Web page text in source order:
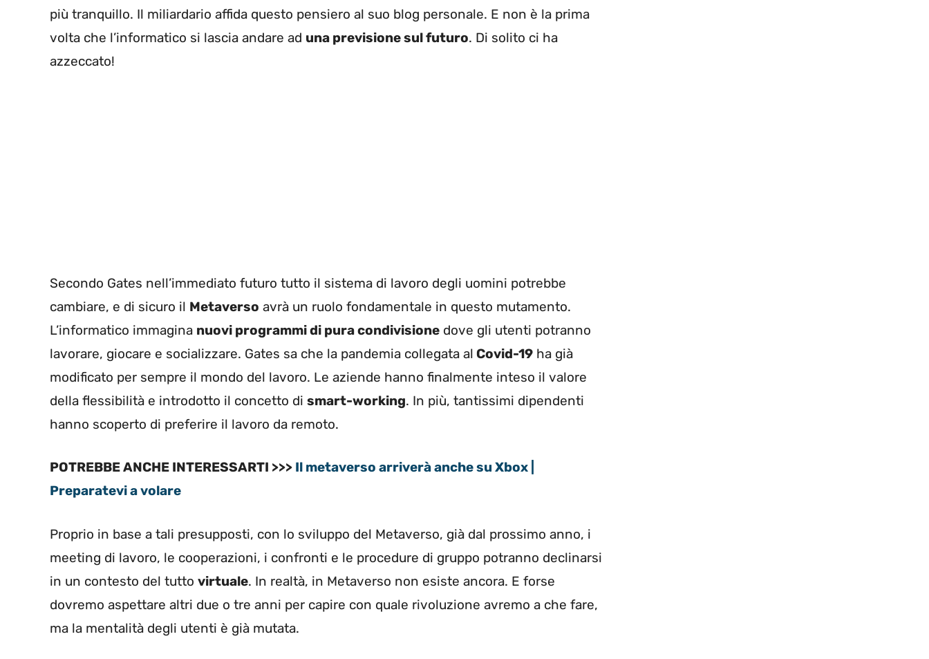
più tranquillo. Il miliardario affida questo pensiero al suo blog personale. E non è la prima
volta che l’informatico si lascia andare ad una previsione sul futuro. Di solito ci ha
azzeccato!
Secondo Gates nell’immediato futuro tutto il sistema di lavoro degli uomini potrebbe
cambiare, e di sicuro il Metaverso avrà un ruolo fondamentale in questo mutamento.
L’informatico immagina nuovi programmi di pura condivisione dove gli utenti potranno
lavorare, giocare e socializzare. Gates sa che la pandemia collegata al Covid-19 ha già
modificato per sempre il mondo del lavoro. Le aziende hanno finalmente inteso il valore
della flessibilità e introdotto il concetto di smart-working. In più, tantissimi dipendenti
hanno scoperto di preferire il lavoro da remoto.
POTREBBE ANCHE INTERESSARTI >>> Il metaverso arriverà anche su Xbox |
Preparatevi a volare
Proprio in base a tali presupposti, con lo sviluppo del Metaverso, già dal prossimo anno, i
meeting di lavoro, le cooperazioni, i confronti e le procedure di gruppo potranno declinarsi
in un contesto del tutto virtuale. In realtà, in Metaverso non esiste ancora. E forse
dovremo aspettare altri due o tre anni per capire con quale rivoluzione avremo a che fare,
ma la mentalità degli utenti è già mutata.